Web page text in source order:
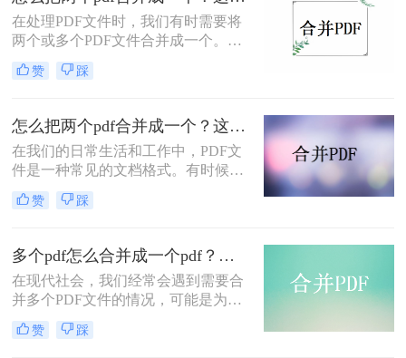
是为了方便地存储和分享文件。不用
担心，合并多个PDF文件并不复杂，
下面将介绍几种多个pdf怎么合并成一
个pdf方法。
在处理PDF文件时，我们有时需要将
两个或多个PDF文件合并成一个。这
通常是因为我们需要将这些文件作为
单个文档进行阅读、编辑或打印。下
个方法，帮助您将两个PDF合并成一
个。
赞 踩
怎么把两个pdf合并成一个？这两种方法简单好用！
在我们的日常生活和工作中，PDF文
件是一种常见的文档格式。有时候，
我们需要将两个或多个PDF文件合并
成一个文件。合并PDF文件可以方便
空间的使用。下面将介绍几种常用的
怎么把两个pdf合并成一个方法。
赞 踩
多个pdf怎么合并成一个pdf？分享两个方法！
在现代社会，我们经常会遇到需要合
并多个PDF文件的情况，可能是为了
整理资料、方便打印或者其他用途。
那么，多个pdf怎么合并成一个pdf
赞 踩